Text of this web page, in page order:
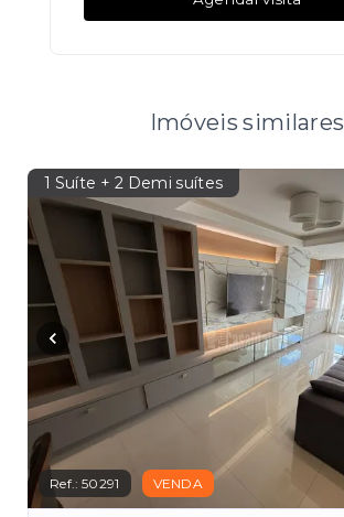
Imóveis similares
1 Suíte + 2 Demi suítes
Ref.:50291 VENDA